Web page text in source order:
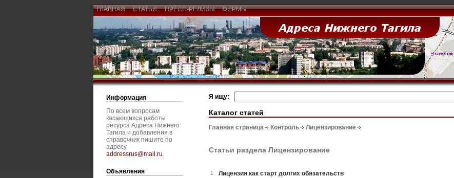
ГЛАВНАЯ СТАТЬИ ПРЕСС-РЕЛИЗЫ ФИРМЫ
Информация
По всем вопросам
касающихся работы
ресурса Адреса Нижнего
Тагила и добавления в
справочник пишите по
адресу
addressrus@mail.ru.
Объявления
Я ищу:
Каталог статей
Главная страница Контроль Лицензирование
Статьи раздела Лицензирование
1. Лицензия как старт долгих обязательств